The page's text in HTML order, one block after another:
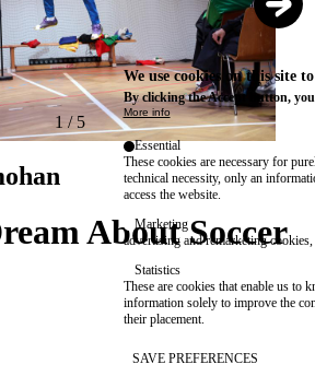
1 / 5
About Soccer
We use cookies on this site
By clicking the Accept button,
More info
Essential
These cookies are necessary for
technical necessity, only an
access the website.
Marketing
advertising and remarketing cookies,
Statistics
These are cookies that enable us to
information solely to improve the
their placement.
SAVE PREFERENCES